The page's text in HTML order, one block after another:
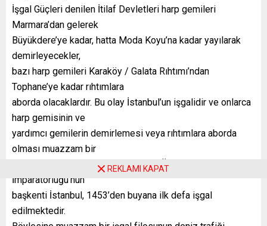
İşgal Güçleri denilen İtilaf Devletleri harp gemileri
Marmara’dan gelerek
Büyükdere’ye kadar, hatta Moda Koyu’na kadar yayılarak
demirleyecekler,
bazı harp gemileri Karaköy / Galata Rıhtımı’ndan
Tophane’ye kadar rıhtımlara
aborda olacaklardır. Bu olay İstanbul’un işgalidir ve onlarca
harp gemisinin ve
yardımcı gemilerin demirlemesi veya rıhtımlara aborda
olması muazzam bir
olaydır. Haliyle saatlerce sürecektir. Özünde Osmanlı
İmparatorluğu’nun
başkenti İstanbul, 1453’den buyana ilk defa işgal
edilmektedir.
REKLAMI KAPAT